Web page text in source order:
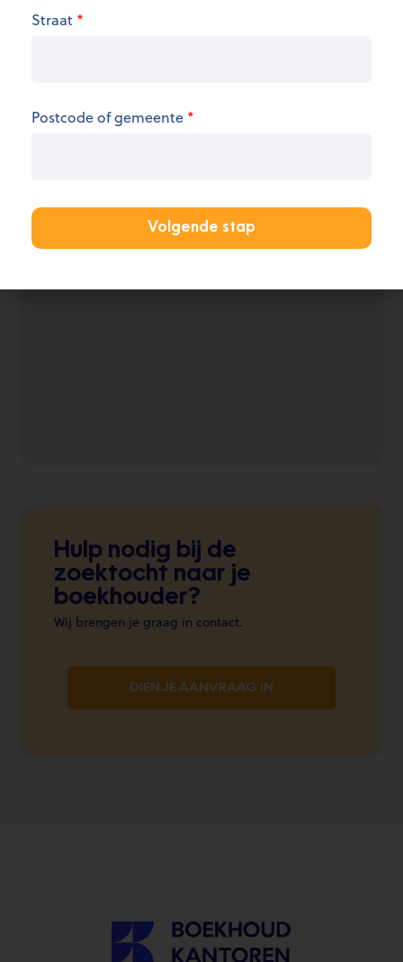
Hulp nodig bij de
zoektocht naar je
boekhouder?
Wij brengen je graag in contact.
DIEN JE AANVRAAG IN
We hebben op dit moment geen informatie over
Straat *
Postcode of gemeente *
Volgende stap